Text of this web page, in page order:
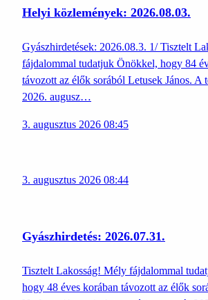
Helyi közlemények: 2026.08.03.
Gyászhirdetések: 2026.08.3. 1/ Tisztelt
fájdalommal tudatjuk Önökkel, hogy 84
távozott az élők sorából Letusek János. A
2026. augusz…
3. augusztus 2026 08:45
3. augusztus 2026 08:44
Gyászhirdetés: 2026.07.31.
Tisztelt Lakosság! Mély fájdalommal
hogy 48 éves korában távozott az élők